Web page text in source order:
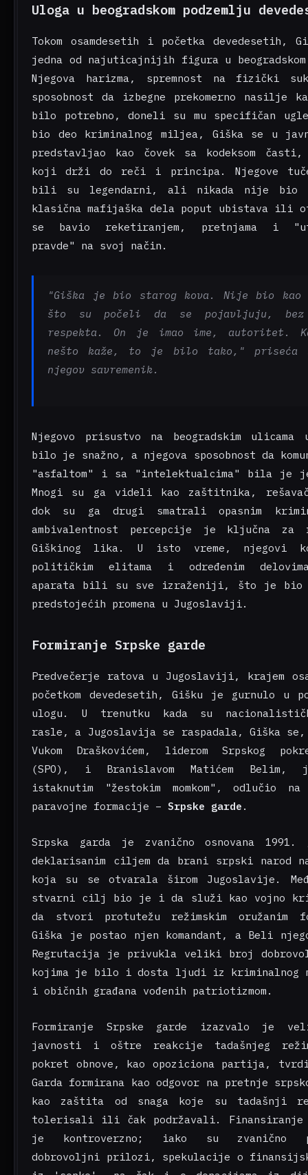
Uloga u beogradskom podzemlju
Tokom osamdesetih i početka devedesetih,
jedna od najuticajnijih figura u beogradskom
Njegova harizma, spremnost na fizički
sposobnost da izbegne prekomerno nasilje
bilo potrebno, doneli su mu specifičan
bio deo kriminalnog miljea, Giška se u
predstavljao kao čovek sa kodeksom časti,
koji drži do reči i principa. Njegove
bili su legendarni, ali nikada nije bio
klasična mafijaška dela poput ubistava ili
se bavio reketiranjem, pretnjama i
pravde" na svoj način.
"Giška je bio starog kova. Nije bio
što su počeli da se pojavljuju, bez
respekta. On je imao ime, autoritet.
nešto kaže, to je bilo tako," priseća
njegov savremenik.
Njegovo prisustvo na beogradskim ulicama
bilo je snažno, a njegova sposobnost da
"asfaltom" i sa "intelektualcima" bila je
Mnogi su ga videli kao zaštitnika,
dok su ga drugi smatrali opasnim
ambivalentnost percepcije je ključna za
Giškinog lika. U isto vreme, njegovi
političkim elitama i određenim
aparata bili su sve izraženiji, što je bio
predstojećih promena u Jugoslaviji.
Formiranje Srpske garde
Predvečerje ratova u Jugoslaviji, krajem
početkom devedesetih, Gišku je gurnulo u
ulogu. U trenutku kada su
rasle, a Jugoslavija se raspadala, Giška se,
Vukom Draškovićem, liderom Srpskog
(SPO), i Branislavom Matićem Belim,
istaknutim "žestokim momkom", odlučio
paravojne formacije – Srpske garde .
Srpska garda je zvanično osnovana 1991.
deklarisanim ciljem da brani srpski narod
koja su se otvarala širom Jugoslavije.
stvarni cilj bio je i da služi kao vojno
da stvori protutežu režimskim oružanim
Giška je postao njen komandant, a Beli
Regrutacija je privukla veliki broj
kojima je bilo i dosta ljudi iz
i običnih građana vođenih patriotizmom.
Formiranje Srpske garde izazvalo je
javnosti i oštre reakcije tadašnjeg
pokret obnove, kao opoziciona partija,
Garda formirana kao odgovor na pretnje
kao zaštita od snaga koje su tadašnji
tolerisali ili čak podržavali. Finansiranje
je kontroverzno; iako su zvanično
dobrovoljni prilozi, spekulacije o